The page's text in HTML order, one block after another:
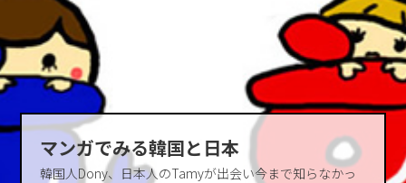
マンガでみる韓国と日本
韓国人Dony、日本人のTamyが出会い今まで知らなかっ